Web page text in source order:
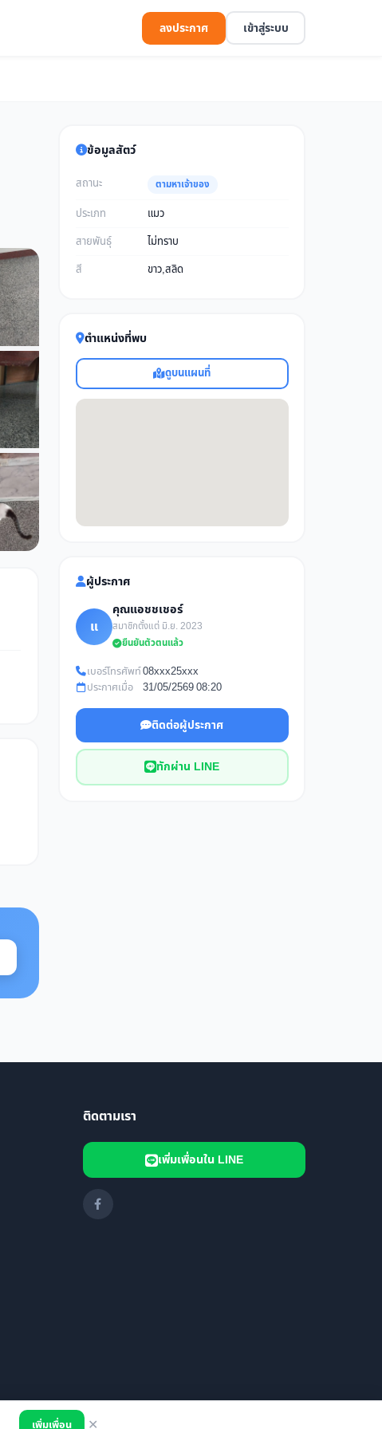
ลงประกาศ เข้าสู่ระบบ
เพิ่มเพื่อน ✕
ข้อมูลสัตว์
สถานะ ตามหาเจ้าของ
ประเภท
แมว
สายพันธุ์
ไม่ทราบ
สี
ขาว,สลิด
ตำแหน่งที่พบ
ดูบนแผนที่
ผู้ประกาศ
แ
คุณแอชชเชอร์
สมาชิกตั้งแต่ มิ.ย. 2023
ยืนยันตัวตนแล้ว
เบอร์โทรศัพท์08xxx25xxx
ประกาศเมื่อ
31/05/2569 08:20
ติดต่อผู้ประกาศ
ทักผ่าน LINE
ติดตามเรา
เพิ่มเพื่อนใน LINE